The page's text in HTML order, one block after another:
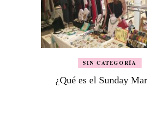
SIN CATEGORÍA
¿Qué es el Sunday